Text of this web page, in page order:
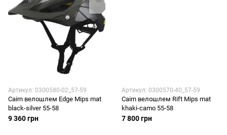
Артикул: 0300580-02_57-59
Cairn велошлем Edge Mips mat
black-silver 55-58
9 360 грн
Артикул: 0300570-40_57-59
Cairn велошлем Rift Mips mat
khaki-camo 55-58
7 800 грн